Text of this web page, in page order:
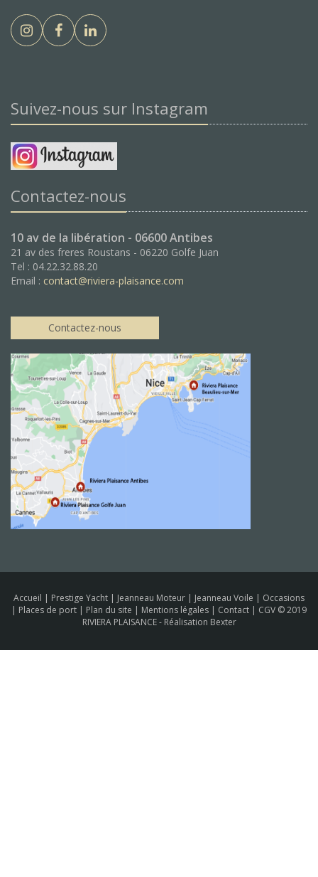
Suivez-nous sur Instagram
Contactez-nous
10 av de la libération - 06600 Antibes
21 av des freres Roustans - 06220 Golfe Juan
Tel : 04.22.32.88.20
Email : contact@riviera-plaisance.com
Contactez-nous
Accueil | Prestige Yacht | Jeanneau Moteur | Jeanneau Voile | Occasions
| Places de port | Plan du site | Mentions légales | Contact | CGV © 2019
RIVIERA PLAISANCE - Réalisation Bexter